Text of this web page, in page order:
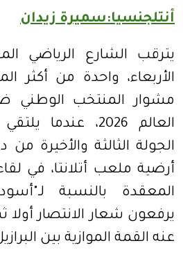
أنتلجنسيا:سميرة زيدان
يترقب الشارع الرياضي
الأربعاء، واحدة من أكثر
مشوار المنتخب الوطني
العالم 2026،
الجولة الثالثة والأخيرة
أرضية ملعب أتلانتا، في
المعقدة بالنسبة
يرفعون شعار الانتصار
عنه القمة الموازية بين